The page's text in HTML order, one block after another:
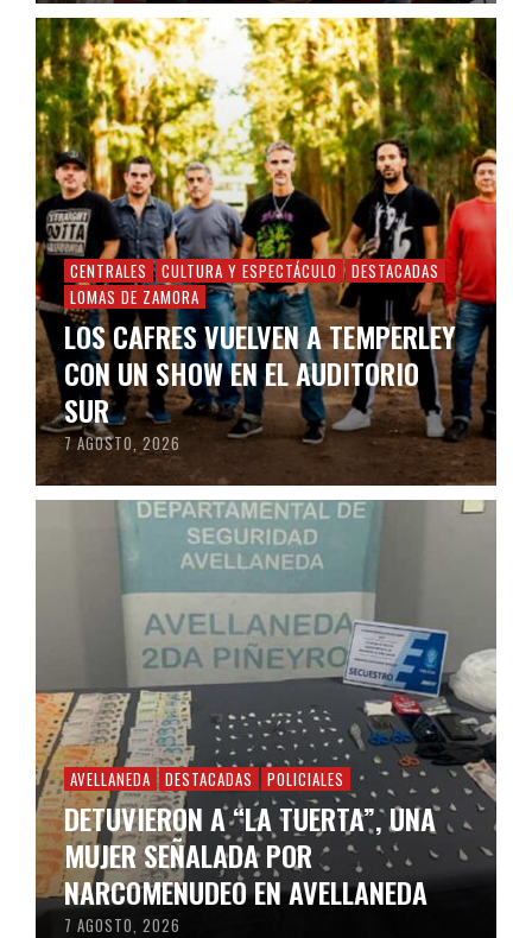
CENTRALES CULTURA Y ESPECTÁCULO
DESTACADAS
LOMAS DE ZAMORA
LOS CAFRES VUELVEN A TEMPERLEY
CON UN SHOW EN EL AUDITORIO
SUR
7 AGOSTO, 2026
AVELLANEDA DESTACADAS POLICIALES
DETUVIERON A “LA TUERTA”, UNA
MUJER SEÑALADA POR
NARCOMENUDEO EN AVELLANEDA
7 AGOSTO, 2026